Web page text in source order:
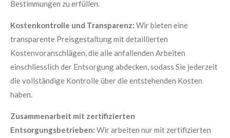
Bestimmungen zu erfüllen.
Kostenkontrolle und Transparenz: Wir bieten eine
transparente Preisgestaltung mit detaillierten
Kostenvoranschlägen, die alle anfallenden Arbeiten
einschliesslich der Entsorgung abdecken, sodass Sie jederzeit
die vollständige Kontrolle über die entstehenden Kosten
haben.
Zusammenarbeit mit zertifizierten
Entsorgungsbetrieben: Wir arbeiten nur mit zertifizierten